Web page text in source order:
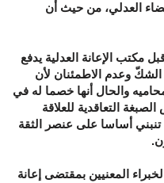
العدلي، من حيث أن
مكتب الإعانة العدلية يدفع
وعدم الاطمئنان لأن
والحال أنها خصما له في
التعاقدية للعلاقة
تنبني أساسا على عنصر الثقة
المعنيين بمقتضى إعانة